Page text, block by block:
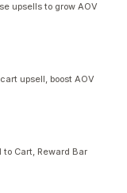
upsells to grow AOV
upsell, boost AOV
Cart, Reward Bar